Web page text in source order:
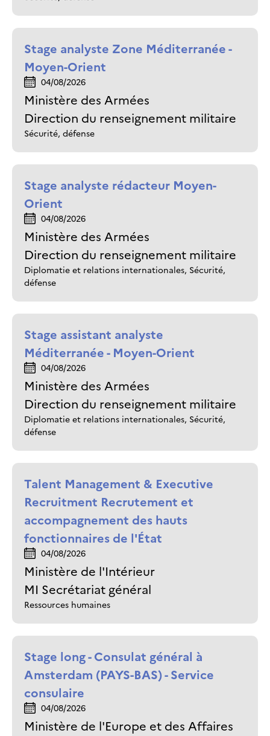
Stage analyste Zone Méditerranée -
Moyen-Orient
04/08/2026
Ministère des Armées
Direction du renseignement militaire
Sécurité, défense
Stage analyste rédacteur Moyen-
Orient
04/08/2026
Ministère des Armées
Direction du renseignement militaire
Diplomatie et relations internationales, Sécurité,
défense
Stage assistant analyste
Méditerranée - Moyen-Orient
04/08/2026
Ministère des Armées
Direction du renseignement militaire
Diplomatie et relations internationales, Sécurité,
défense
Talent Management & Executive
Recruitment Recrutement et
accompagnement des hauts
fonctionnaires de l'État
04/08/2026
Ministère de l'Intérieur
MI Secrétariat général
Ressources humaines
Stage long - Consulat général à
Amsterdam (PAYS-BAS) - Service
consulaire
04/08/2026
Ministère de l'Europe et des Affaires